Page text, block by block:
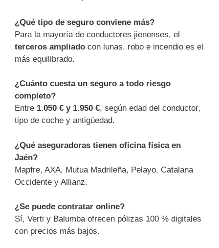
¿Qué tipo de seguro conviene más?
Para la mayoría de conductores jienenses, el
terceros ampliado con lunas, robo e incendio es el
más equilibrado.
¿Cuánto cuesta un seguro a todo riesgo
completo?
Entre 1.050 € y 1.950 €, según edad del conductor,
tipo de coche y antigüedad.
¿Qué aseguradoras tienen oficina física en
Jaén?
Mapfre, AXA, Mutua Madrileña, Pelayo, Catalana
Occidente y Allianz.
¿Se puede contratar online?
Sí, Verti y Balumba ofrecen pólizas 100 % digitales
con precios más bajos.